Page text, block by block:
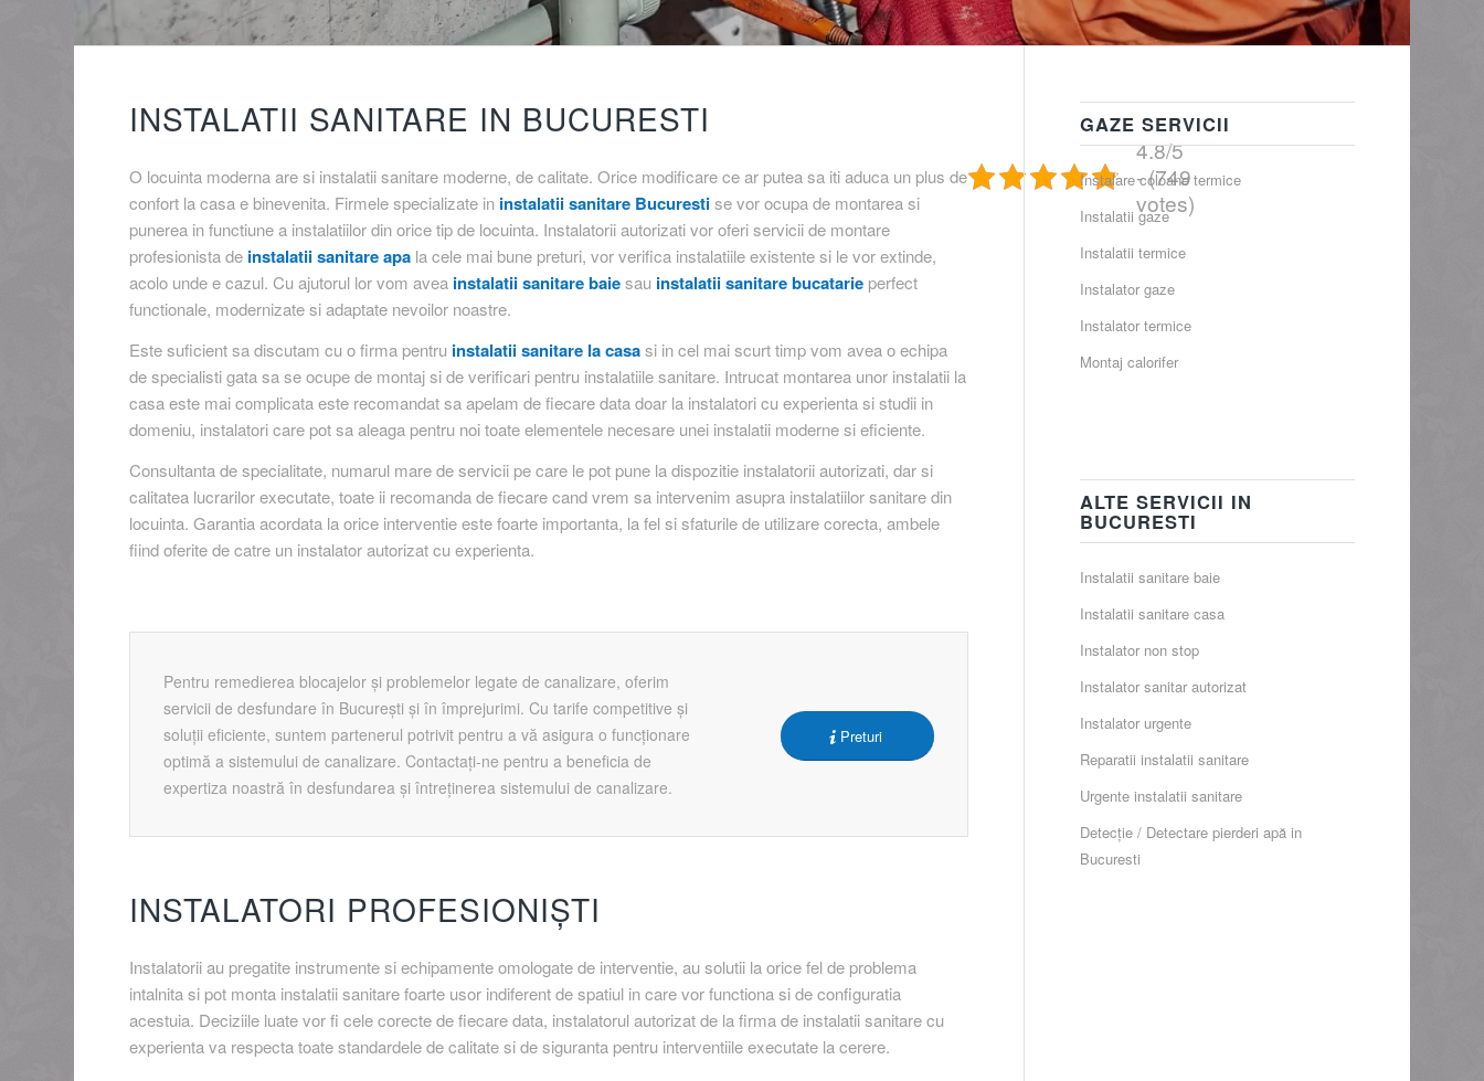
INSTALATII SANITARE IN BUCURESTI
O locuinta moderna are si instalatii sanitare moderne, de calitate. Orice modificare ce ar putea sa iti aduca un plus de
confort la casa e binevenita. Firmele specializate in instalatii sanitare Bucurestise vor ocupa de montarea si
punerea in functiune a instalatiilor din orice tip de locuinta. Instalatorii autorizati vor oferi servicii de montare
profesionista de instalatii sanitare apa la cele mai bune preturi, vor verifica instalatiile existente si le vor extinde,
acolo unde e cazul. Cu ajutorul lor vom avea instalatii sanitare baiesau instalatii sanitare bucatarie perfect
functionale, modernizate si adaptate nevoilor noastre.
Este suficient sa discutam cu o firma pentru instalatii sanitare la casasi in cel mai scurt timp vom avea o echipa
de specialisti gata sa se ocupe de montaj si de verificari pentru instalatiile sanitare. Intrucat montarea unor instalatii la
casa este mai complicata este recomandat sa apelam de fiecare data doar la instalatori cu experienta si studii in
domeniu, instalatori care pot sa aleaga pentru noi toate elementele necesare unei instalatii moderne si eficiente.
Consultanta de specialitate, numarul mare de servicii pe care le pot pune la dispozitie instalatorii autorizati, dar si
calitatea lucrarilor executate, toate ii recomanda de fiecare cand vrem sa intervenim asupra instalatiilor sanitare din
locuinta. Garantia acordata la orice interventie este foarte importanta, la fel si sfaturile de utilizare corecta, ambele
fiind oferite de catre un instalator autorizat cu experienta.
Pentru remedierea blocajelor și problemelor legate de canalizare, oferim
servicii de desfundare în București și în împrejurimi. Cu tarife competitive și
soluții eficiente, suntem partenerul potrivit pentru a vă asigura o funcționare
optimă a sistemului de canalizare. Contactați-ne pentru a beneficia de
expertiza noastră în desfundarea și întreținerea sistemului de canalizare.
Preturi
INSTALATORI PROFESIONIȘTI
Instalatorii au pregatite instrumente si echipamente omologate de interventie, au solutii la orice fel de problema
intalnita si pot monta instalatii sanitare foarte usor indiferent de spatiul in care vor functiona si de configuratia
acestuia. Deciziile luate vor fi cele corecte de fiecare data, instalatorul autorizat de la firma de instalatii sanitare cu
experienta va respecta toate standardele de calitate si de siguranta pentru interventiile executate la cerere.
4.8/5
- (749
votes)
GAZE SERVICII
Instalare coloane termice
Instalatii gaze
Instalatii termice
Instalator gaze
Instalator termice
Montaj calorifer
ALTE SERVICII IN
BUCURESTI
Instalatii sanitare baie
Instalatii sanitare casa
Instalator non stop
Instalator sanitar autorizat
Instalator urgente
Reparatii instalatii sanitare
Urgente instalatii sanitare
Detecție / Detectare pierderi apă in
Bucuresti